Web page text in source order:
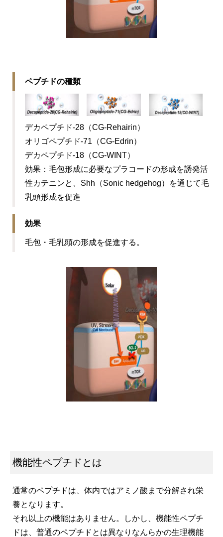
ペプチドの種類
デカペプチド-28（CG-Rehairin）
オリゴペプチド-71（CG-Edrin）
デカペプチド-18（CG-WINT）
効果：毛包形成に必要なプラコードの形成を誘発活
性カテニンと、Shh（Sonic hedgehog）を通じて毛
乳頭形成を促進
効果
毛包・毛乳頭の形成を促進する。
機能性ペプチドとは
通常のペプチドは、体内ではアミノ酸まで分解され栄
養となります。
それ以上の機能はありません。しかし、機能性ペプチ
ドは、普通のペプチドとは異なりなんらかの生理機能